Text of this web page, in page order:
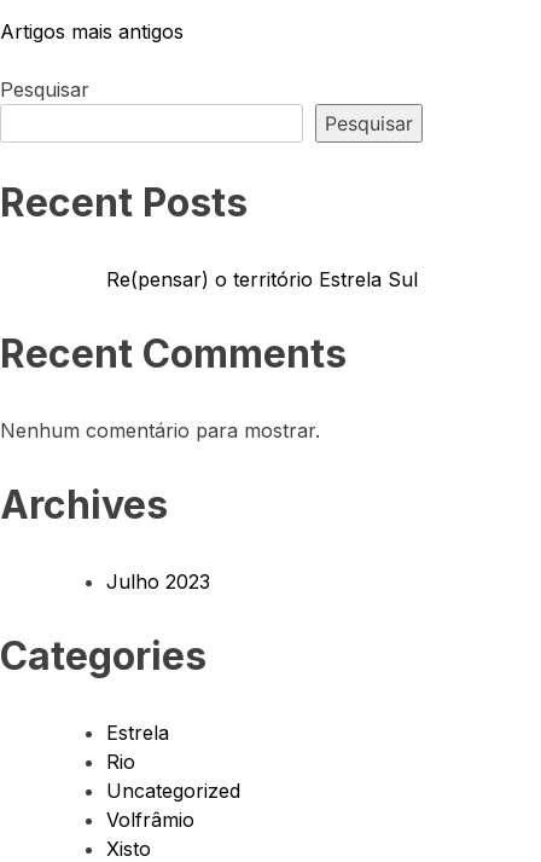
Navegação
de
Artigos mais antigos
Pesquisar
Pesquisar
Recent Posts
Re(pensar) o território Estrela Sul
Recent Comments
Nenhum comentário para mostrar.
Archives
Julho 2023
Categories
Estrela
Rio
Uncategorized
Volfrâmio
Xisto